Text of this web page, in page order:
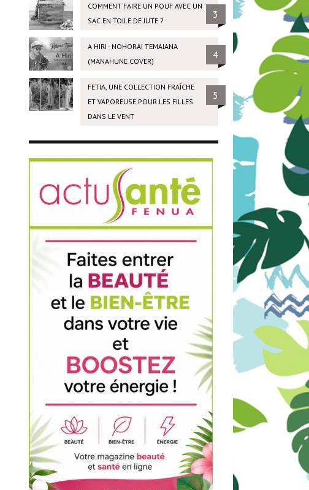
COMMENT FAIRE UN POUF AVEC UN
SAC EN TOILE DE JUTE ?
3
A HIRI - NOHORAI TEMAIANA
(MANAHUNE COVER)
4
FETIA, UNE COLLECTION FRAÎCHE
ET VAPOREUSE POUR LES FILLES
DANS LE VENT
5